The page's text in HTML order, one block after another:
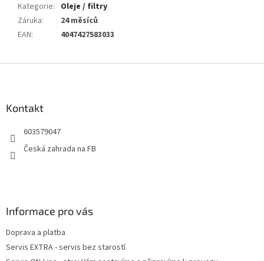
Kategorie: Oleje / filtry
Záruka:
24 měsíců
EAN: 4047427583033
Kontakt
603579047
Česká zahrada na FB
Informace pro vás
Doprava a platba
Servis EXTRA - servis bez starostí